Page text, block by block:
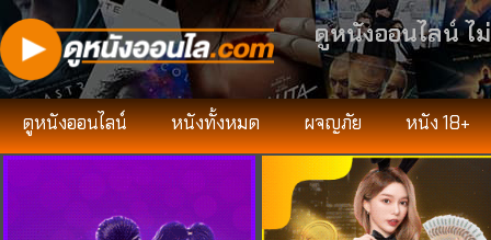
ดูหนังออนไลน์ ไ
ดูหนังออนไลน์ หนังทั้งหมด ผจญภัย หนัง 18+